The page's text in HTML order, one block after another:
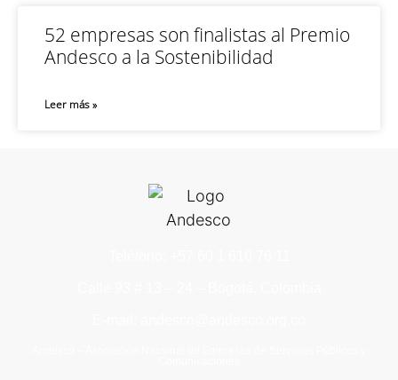
52 empresas son finalistas al Premio
Andesco a la Sostenibilidad
Leer más »